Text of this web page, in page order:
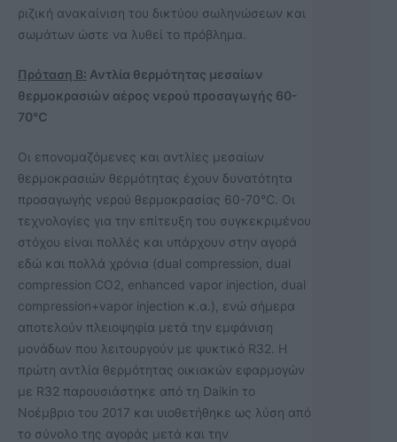
ριζική ανακαίνιση του δικτύου σωληνώσεων και
σωμάτων ώστε να λυθεί το πρόβλημα.
Πρόταση Β: Αντλία θερμότητας μεσαίων
θερμοκρασιών αέρος νερού προσαγωγής 60-
70℃
Οι επονομαζόμενες και αντλίες μεσαίων
θερμοκρασιών θερμότητας έχουν δυνατότητα
προσαγωγής νερού θερμοκρασίας 60-70℃. Οι
τεχνολογίες για την επίτευξη του συγκεκριμένου
στόχου είναι πολλές και υπάρχουν στην αγορά
εδώ και πολλά χρόνια (dual compression, dual
compression CO2, enhanced vapor injection, dual
compression+vapor injection κ.α.), ενώ σήμερα
αποτελούν πλειοψηφία μετά την εμφάνιση
μονάδων που λειτουργούν με ψυκτικό R32. Η
πρώτη αντλία θερμότητας οικιακών εφαρμογών
με R32 παρουσιάστηκε από τη Daikin το
Νοέμβριο του 2017 και υιοθετήθηκε ως λύση από
το σύνολο της αγοράς μετά και την